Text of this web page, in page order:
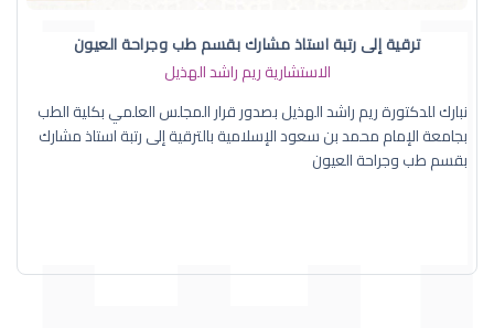
ترقية إلى رتبة استاذ مشارك بقسم طب وجراحة العيون
الاستشارية ريم راشد الهذيل
نبارك للدكتورة ريم راشد الهذيل بصدور قرار المجلس العلمي بكلية الطب
بجامعة الإمام محمد بن سعود الإسلامية بالترقية إلى رتبة استاذ مشارك
بقسم طب وجراحة العيون